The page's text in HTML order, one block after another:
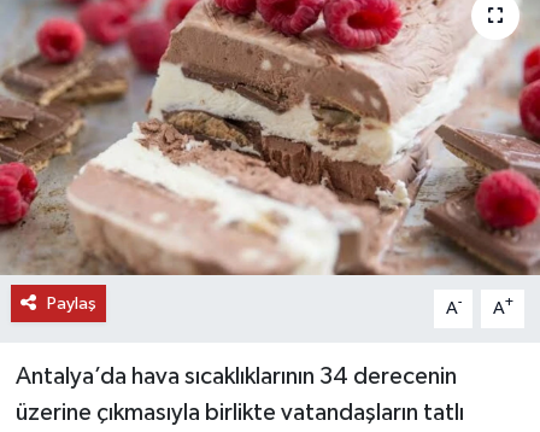
Paylaş A- A+
Antalya’da hava sıcaklıklarının 34 derecenin
üzerine çıkmasıyla birlikte vatandaşların tatlı
DÜNYA
EĞİTİM
TURİZM
RÖPORTAJ
VİDEO HABERLER
YAZARLAR